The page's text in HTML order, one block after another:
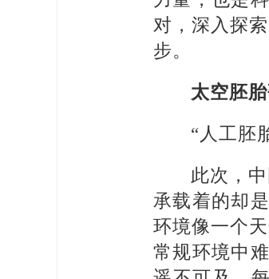
对，深入探
步。
太空胚
“人工胚
此次，
承载着的却
环境像一个
常规环境中